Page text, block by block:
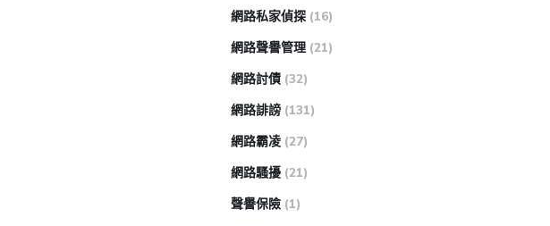
網路私家偵探 (16)
網路聲譽管理 (21)
網路討債 (32)
網路誹謗 (131)
網路霸凌 (27)
網路騷擾 (21)
聲譽保險 (1)